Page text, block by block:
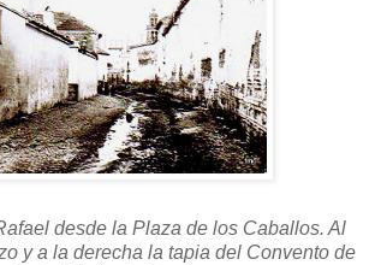
desde la Plaza de los Caballos. Al
y a la derecha la tapia del Convento de